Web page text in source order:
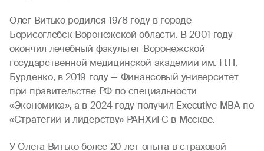
Олег Витько родился 1978 году в городе
Борисоглебск Воронежской области. В 2001 году
окончил лечебный факультет Воронежской
государственной медицинской академии им. Н.Н.
Бурденко, в 2019 году — Финансовый университет
при правительстве РФ по специальности
«Экономика», а в 2024 году получил Executive MBA по
«Стратегии и лидерству» РАНХиГС в Москве.
У Олега Витько более 20 лет опыта в страховой